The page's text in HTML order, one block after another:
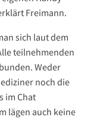
Freimann.
sich laut dem
teilnehmenden
Weder
noch die
im Chat
lägen auch keine